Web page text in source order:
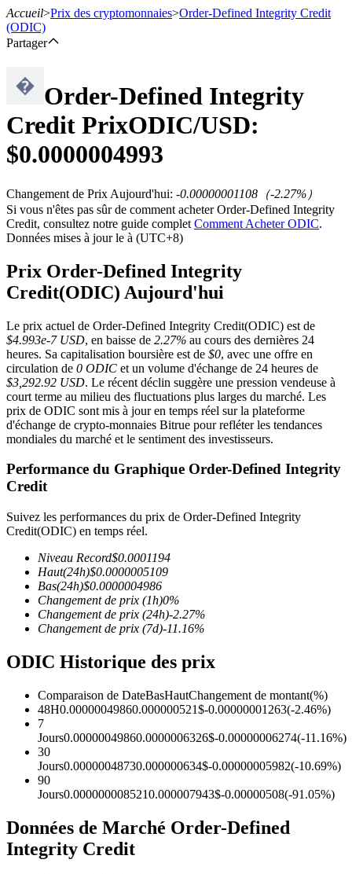
Contrats à terme
Futures utilisant l'USDT comme garantie
Futures COIN-M
Contrats à terme sur crypto-monnaie
TradFi
premières
Futures USDC
Futures utilisant l'USDC comme garantie
Accueil>Prix des cryptomonnaies>Order-Defined Integrity Credit
(ODIC)
Partager
Order-Defined Integrity
Credit PrixODIC/USD:
$0.0000004993
Changement de Prix Aujourd'hui: -0.00000001108 （-2.27%）
Si vous n'êtes pas sûr de comment acheter Order-Defined Integrity
Credit, consultez notre guide complet Comment Acheter ODIC.
Données mises à jour le à (UTC+8)
Prix Order-Defined Integrity
Credit(ODIC) Aujourd'hui
Le prix actuel de Order-Defined Integrity Credit(ODIC) est de
$4.993e-7 USD, en baisse de 2.27% au cours des dernières 24
heures. Sa capitalisation boursière est de $0, avec une offre en
circulation de 0 ODIC et un volume d'échange de 24 heures de
$3,292.92 USD. Le récent déclin suggère une pression vendeuse à
court terme au milieu des fluctuations plus larges du marché. Les
prix de ODIC sont mis à jour en temps réel sur la plateforme
d'échange de crypto-monnaies Bitrue pour refléter les tendances
mondiales du marché et le sentiment des investisseurs.
Performance du Graphique Order-Defined Integrity
Credit
Suivez les performances du prix de Order-Defined Integrity
Credit(ODIC) en temps réel.
Niveau Record$0.0001194
Haut(24h)$0.0000005109
Bas(24h)$0.0000004986
Changement de prix (1h)0%
Changement de prix (24h)-2.27%
Changement de prix (7d)-11.16%
ODIC Historique des prix
Comparaison de DateBasHautChangement de montant(%)
48H0.00000049860.000000521$-0.00000001263(-2.46%)
7
Jours0.00000049860.0000006326$-0.00000006274(-11.16%)
30
Jours0.00000048730.000000634$-0.00000005982(-10.69%)
90
Jours0.0000000085210.000007943$-0.00000508(-91.05%)
Données de Marché Order-Defined
Integrity Credit